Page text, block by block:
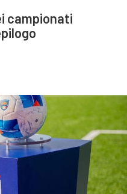
campionati